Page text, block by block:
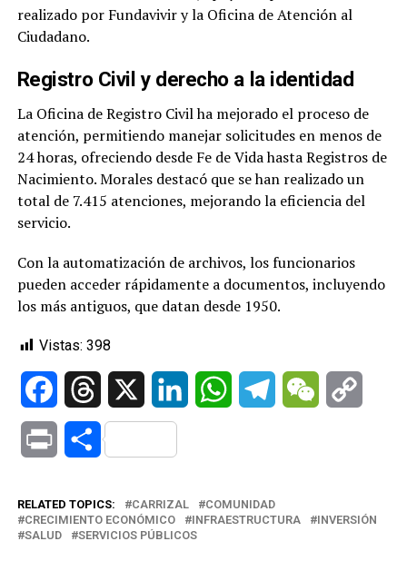
realizado por Fundavivir y la Oficina de Atención al
Ciudadano.
Registro Civil y derecho a la identidad
La Oficina de Registro Civil ha mejorado el proceso de
atención, permitiendo manejar solicitudes en menos de
24 horas, ofreciendo desde Fe de Vida hasta Registros de
Nacimiento. Morales destacó que se han realizado un
total de 7.415 atenciones, mejorando la eficiencia del
servicio.
Con la automatización de archivos, los funcionarios
pueden acceder rápidamente a documentos, incluyendo
los más antiguos, que datan desde 1950.
Vistas: 398
FacebookThreads LinkedIn WhatsAppTelegramWeChat
Print Compartir
RELATED TOPICS: CARRIZAL
COMUNIDAD
CRECIMIENTO ECONÓMICO
INFRAESTRUCTURA
INVERSIÓN
SALUD
SERVICIOS PÚBLICOS